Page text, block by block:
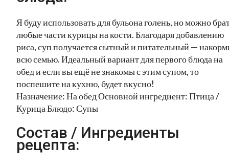
Я буду использовать для бульона голень, но можно
любые части курицы на кости. Благодаря добавлению
риса, суп получается сытный и питательный —
всю семью. Идеальный вариант для первого блюда на
обед и если вы ещё не знакомы с этим супом, то
поспешите на кухню, будет вкусно!
Назначение: На обед Основной ингредиент: Птица /
Курица Блюдо: Супы
Состав / Ингредиенты
рецепта: